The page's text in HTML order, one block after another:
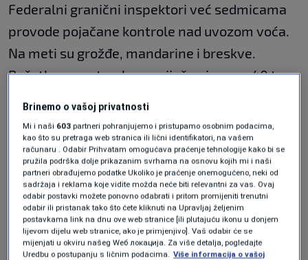
Federalni granični inspektori već sedmicama
provode pojačane kontrole nad uvozom voća.
Na meti su grožđe, mandarine i breskve.
Početkom septembra spriječen je uvoz 40 tona
rampa za kukuruz iz Srbije, krompir i jagode iz
Egipta, te breskve i tikvice iz Albanije.
Građani ističu da sve manje vjeruju u
ispravnost hrane na tržištu.
"Svašta uvozimo. Što se tiče voća, naše
truhne, crvljiva jabuka je najzdravija, a ne ona
Brinemo o vašoj privatnosti
Mi i naši 603 partneri pohranjujemo i pristupamo osobnim podacima,
kao što su pretraga web stranica ili lični identifikatori, na vašem
računaru . Odabir Prihvatam omogućava praćenje tehnologije kako bi se
pružila podrška dolje prikazanim svrhama na osnovu kojih mi i naši
partneri obrađujemo podatke Ukoliko je praćenje onemogućeno, neki od
sadržaja i reklama koje vidite možda neće biti relevantni za vas. Ovaj
odabir postavki možete ponovno odabrati i pritom promijeniti trenutni
odabir ili pristanak tako što ćete kliknuti na Upravljaj željenim
postavkama link na dnu ove web stranice [ili plutajuću ikonu u donjem
lijevom dijelu web stranice, ako je primjenjivo]. Vaš odabir će se
mijenjati u okviru našeg Wеб локација. Za više detalja, pogledajte
Uredbu o postupanju s ličnim podacima. Više informacija o vašoj